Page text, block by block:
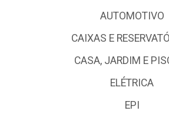
AUTOMOTIVO
CAIXAS E
CASA, JARDIM E
ELÉTRICA
EPI